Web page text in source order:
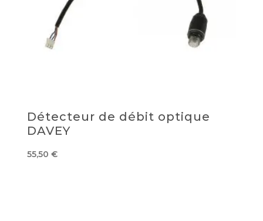
Détecteur de débit optique
DAVEY
55,50 €